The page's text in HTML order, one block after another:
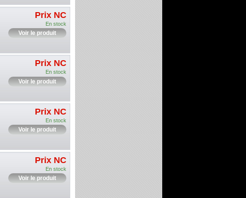
Prix NC
En stock
Voir le produit
Prix NC
En stock
Voir le produit
Prix NC
En stock
Voir le produit
Prix NC
En stock
Voir le produit